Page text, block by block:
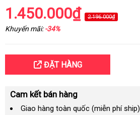
1.450.000₫ 2.196.000₫
Khuyến mãi:-34%
ĐẶT HÀNG
Cam kết bán hàng
Giao hàng toàn quốc (miễn phí ship)